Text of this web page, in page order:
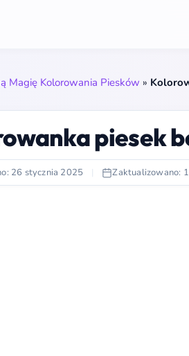
Magię Kolorowania Piesków »
piesek
26 stycznia 2025 | Zaktualizowano: